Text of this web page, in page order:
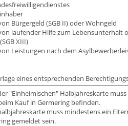
Bürgergeld (SGB II) oder Wohngeld
laufender Hilfe zum Lebensunterhalt
XIII)
Leistungen nach dem
eines entsprechenden
"Einheimischen" Halbjahreskarte muss
Kauf in Germering befinden.
muss mindestens ein
gemeldet sein.